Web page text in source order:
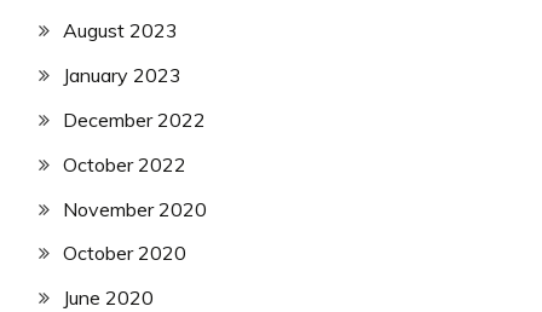
August 2023
January 2023
December 2022
October 2022
November 2020
October 2020
June 2020